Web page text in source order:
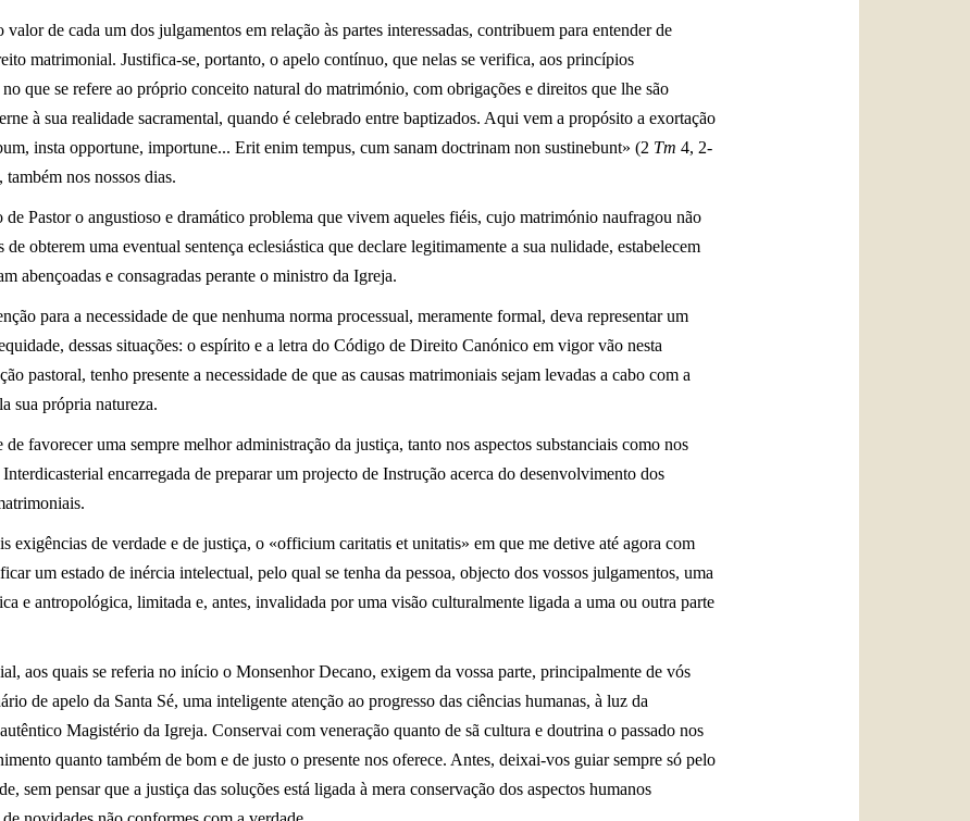
valor de cada um dos julgamentos em relação às partes interessadas, contribuem para entender de
matrimonial. Justifica-se, portanto, o apelo contínuo, que nelas se verifica, aos princípios
que se refere ao próprio conceito natural do matrimónio, com obrigações e direitos que lhe são
à sua realidade sacramental, quando é celebrado entre baptizados. Aqui vem a propósito a exortação
insta opportune, importune... Erit enim tempus, cum sanam doctrinam non sustinebunt» (2 Tm 4, 2-
nos nossos dias.
de Pastor o angustioso e dramático problema que vivem aqueles fiéis, cujo matrimónio naufragou não
obterem uma eventual sentença eclesiástica que declare legitimamente a sua nulidade, estabelecem
abençoadas e consagradas perante o ministro da Igreja.
para a necessidade de que nenhuma norma processual, meramente formal, deva representar um
dessas situações: o espírito e a letra do Código de Direito Canónico em vigor vão nesta
pastoral, tenho presente a necessidade de que as causas matrimoniais sejam levadas a cabo com a
sua própria natureza.
favorecer uma sempre melhor administração da justiça, tanto nos aspectos substanciais como nos
encarregada de preparar um projecto de Instrução acerca do desenvolvimento dos
exigências de verdade e de justiça, o «officium caritatis et unitatis» em que me detive até agora com
um estado de inércia intelectual, pelo qual se tenha da pessoa, objecto dos vossos julgamentos, uma
e antropológica, limitada e, antes, invalidada por uma visão culturalmente ligada a uma ou outra parte
aos quais se referia no início o Monsenhor Decano, exigem da vossa parte, principalmente de vós
de apelo da Santa Sé, uma inteligente atenção ao progresso das ciências humanas, à luz da
Magistério da Igreja. Conservai com veneração quanto de sã cultura e doutrina o passado nos
quanto também de bom e de justo o presente nos oferece. Antes, deixai-vos guiar sempre só pelo
sem pensar que a justiça das soluções está ligada à mera conservação dos aspectos humanos